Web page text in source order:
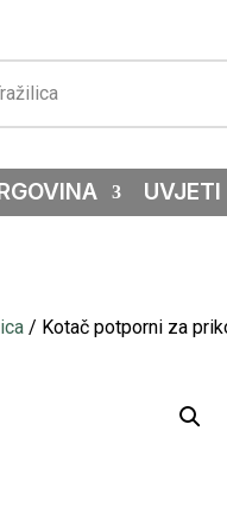
UVJETI
/ Kotač potporni za